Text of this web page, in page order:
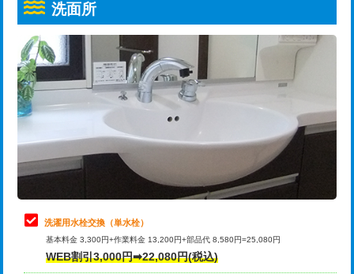
追加人工
廃棄・処分 現場見積
※給水管工事は20mmまでの価格です。
給水管工事※（土の掘削・埋め戻し作
業)
11,000円
給水管工事※（塩ビ管（VP・HI）使
用/3ｍまで)
33,000円
給水管工事※（塩ビ管（VP・HI）使
用（追加）/3ｍ超え)
給水管工事※（ライニング鋼管・銅
管・ポリ管・HT管使用/3ｍまで)
44,000円
給水管工事※（ライニング鋼管・銅
管・ポリ管・HT管使用/3ｍ超え)
排水管工事（土の掘削・埋め戻し作
トーラー機使用/3mまで
追加トーラー機使用/3m超え +3,300円
カメラ調査 33,000円
桝清掃
止水・漏水調査・防水処理・清掃・修
理・調整・分解・加工など（軽作業）
11,000円
止水・漏水調査・防水処理・清掃・修
理・調整・分解・加工など（中作業）
22,000円
止水・漏水調査・防水処理・清掃・修
理・調整・分解・加工など（重作業）
33,000円
洗面所
洗濯用水栓交換（単水栓）
基本料金 3,300円+作業料金 13,200円+部品代 8,580円=25,080円
WEB割引3,000円➡22,080円(税込)